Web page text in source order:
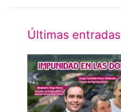
Últimas entradas